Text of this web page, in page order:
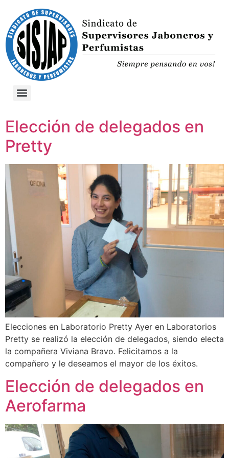
Elección de delegados en
Pretty
Elecciones en Laboratorio Pretty Ayer en Laboratorios
Pretty se realizó la elección de delegados, siendo electa
la compañera Viviana Bravo. Felicitamos a la
compañero y le deseamos el mayor de los éxitos.
Elección de delegados en
Aerofarma